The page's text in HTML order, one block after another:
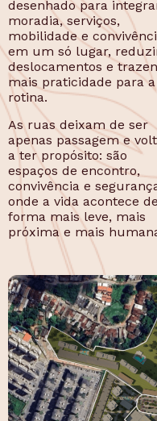
desenhado para
moradia, serviços,
mobilidade e
em um só lugar,
deslocamentos e
mais praticidade para a
rotina.
As ruas deixam de ser
apenas passagem e
a ter propósito: são
espaços de encontro,
convivência e
onde a vida acontece de
forma mais leve, mais
próxima e mais